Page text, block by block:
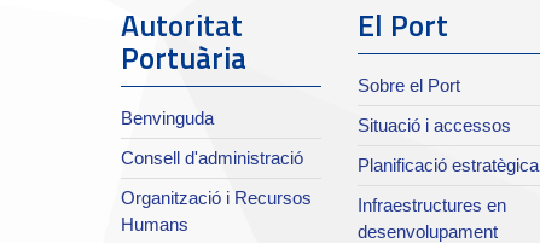
Autoritat
Portuària
Benvinguda
Consell d'administració
Organització i Recursos
Humans
El Port
Sobre el Port
Situació i accessos
Planificació estratègica
Infraestructures en
desenvolupament